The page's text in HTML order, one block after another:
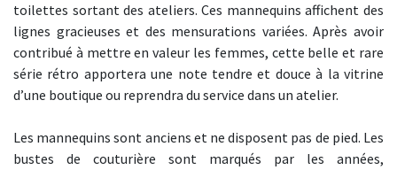
toilettes sortant des ateliers. Ces mannequins affichent des
lignes gracieuses et des mensurations variées. Après avoir
contribué à mettre en valeur les femmes, cette belle et rare
série rétro apportera une note tendre et douce à la vitrine
d’une boutique ou reprendra du service dans un atelier.
Les mannequins sont anciens et ne disposent pas de pied. Les
bustes de couturière sont marqués par les années,